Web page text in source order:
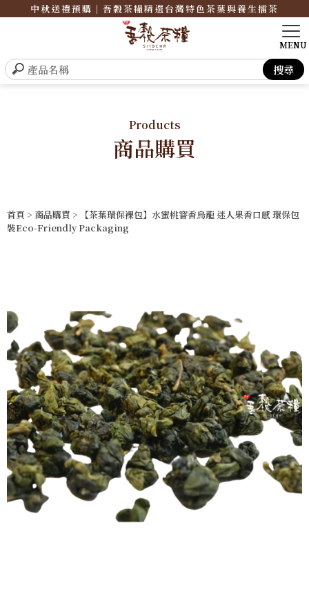
中秋送禮預購｜吾穀茶糧精選台灣特色茶葉與養生擂茶
Products
商品購買
首頁 > 商品購買 > 【茶葉環保裸包】水蜜桃窨香烏龍 迷人果香口感 環保包
裝Eco-Friendly Packaging